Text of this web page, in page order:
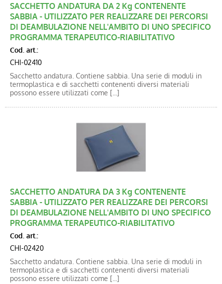
SACCHETTO ANDATURA DA 2 Kg CONTENENTE
SABBIA - UTILIZZATO PER REALIZZARE DEI PERCORSI
DI DEAMBULAZIONE NELL'AMBITO DI UNO SPECIFICO
PROGRAMMA TERAPEUTICO-RIABILITATIVO
Cod. art.:
CHI-02410
Sacchetto andatura. Contiene sabbia. Una serie di moduli in
termoplastica e di sacchetti contenenti diversi materiali
possono essere utilizzati come [...]
SACCHETTO ANDATURA DA 3 Kg CONTENENTE
SABBIA - UTILIZZATO PER REALIZZARE DEI PERCORSI
DI DEAMBULAZIONE NELL'AMBITO DI UNO SPECIFICO
PROGRAMMA TERAPEUTICO-RIABILITATIVO
Cod. art.:
CHI-02420
Sacchetto andatura. Contiene sabbia. Una serie di moduli in
termoplastica e di sacchetti contenenti diversi materiali
possono essere utilizzati come [...]